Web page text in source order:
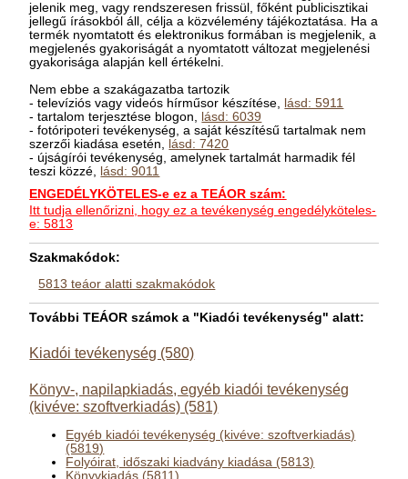
jelenik meg, vagy rendszeresen frissül, főként publicisztikai
jellegű írásokból áll, célja a közvélemény tájékoztatása. Ha a
termék nyomtatott és elektronikus formában is megjelenik, a
megjelenés gyakoriságát a nyomtatott változat megjelenési
gyakorisága alapján kell értékelni.
Nem ebbe a szakágazatba tartozik
- televíziós vagy videós hírműsor készítése, lásd: 5911
- tartalom terjesztése blogon, lásd: 6039
- fotóripoteri tevékenység, a saját készítésű tartalmak nem
szerzői kiadása esetén, lásd: 7420
- újságírói tevékenység, amelynek tartalmát harmadik fél
teszi közzé, lásd: 9011
ENGEDÉLYKÖTELES-e ez a TEÁOR szám:
Itt tudja ellenőrizni, hogy ez a tevékenység engedélyköteles-
e: 5813
Szakmakódok:
5813 teáor alatti szakmakódok
További TEÁOR számok a "Kiadói tevékenység" alatt:
Kiadói tevékenység (580)
Könyv-, napilapkiadás, egyéb kiadói tevékenység
(kivéve: szoftverkiadás) (581)
Egyéb kiadói tevékenység (kivéve: szoftverkiadás)
(5819)
Folyóirat, időszaki kiadvány kiadása (5813)
Könyvkiadás (5811)